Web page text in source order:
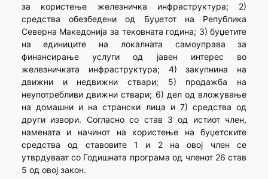
за користење железничка инфраструктура; 2)
средства обезбедени од Буџетот на Република
Северна Македонија за тековната година; 3) буџетите
на единиците на локалната самоуправа за
финансирање услуги од јавен интерес во
железничката инфраструктура; 4) закупнина на
движни и недвижни ствари; 5) продажба на
неупотребливи движни ствари; 6) дел од вложување
на домашни и на странски лица и 7) средства од
други извори. Согласно со став 3 од истиот член,
намената и начинот на користење на буџетските
средства од ставовите 1 и 2 на овој член се
утврдуваат со Годишната програма од членот 26 став
5 од овој закон.